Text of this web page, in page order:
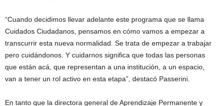
“Cuando decidimos llevar adelante este programa que se llama
Cuidados Ciudadanos, pensamos en cómo vamos a empezar a
transcurrir esta nueva normalidad. Se trata de empezar a trabajar
pero cuidándonos. Y cuidarnos significa que todas las personas
que están acá, que representan a una institución, a un espacio,
van a tener un rol activo en esta etapa”, destacó Passerini.
En tanto que la directora general de Aprendizaje Permanente y